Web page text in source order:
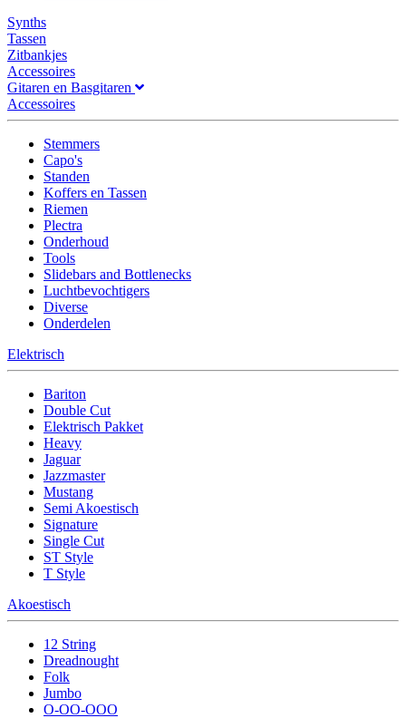
Synths
Tassen
Zitbankjes
Accessoires
Gitaren en Basgitaren
Accessoires
Stemmers
Capo's
Standen
Koffers en Tassen
Riemen
Plectra
Onderhoud
Tools
Slidebars and Bottlenecks
Luchtbevochtigers
Diverse
Onderdelen
Elektrisch
Bariton
Double Cut
Elektrisch Pakket
Heavy
Jaguar
Jazzmaster
Mustang
Semi Akoestisch
Signature
Single Cut
ST Style
T Style
Akoestisch
12 String
Dreadnought
Folk
Jumbo
O-OO-OOO